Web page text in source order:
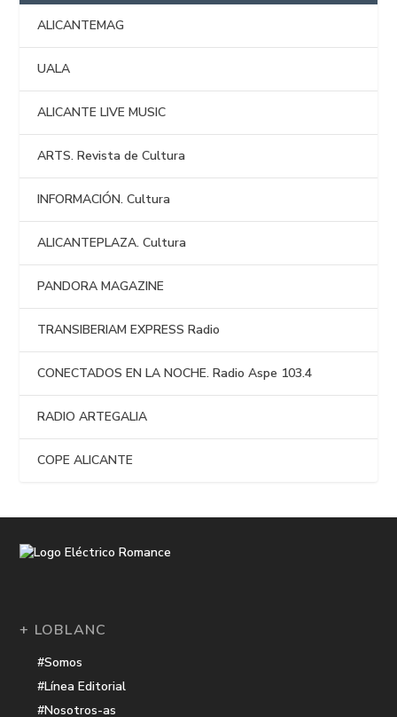
ALICANTEMAG
UALA
ALICANTE LIVE MUSIC
ARTS. Revista de Cultura
INFORMACIÓN. Cultura
ALICANTEPLAZA. Cultura
PANDORA MAGAZINE
TRANSIBERIAM EXPRESS Radio
CONECTADOS EN LA NOCHE. Radio Aspe 103.4
RADIO ARTEGALIA
COPE ALICANTE
+ LOBLANC
#Somos
#Línea Editorial
#Nosotros-as